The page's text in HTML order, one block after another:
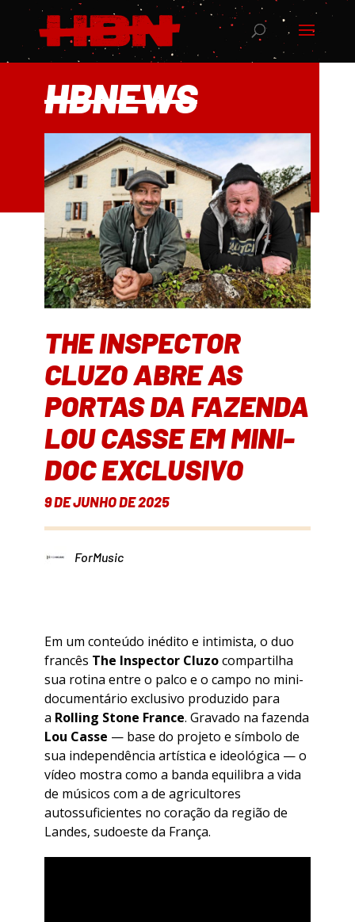
HBNEWS
THE INSPECTOR
CLUZO ABRE AS
PORTAS DA FAZENDA
LOU CASSE EM MINI-
DOC EXCLUSIVO
9 DE JUNHO DE 2025
ForMusic
Em um conteúdo inédito e intimista, o duo
francês The Inspector Cluzocompartilha
sua rotina entre o palco e o campo no mini-
documentário exclusivo produzido para
a Rolling Stone France. Gravado na fazenda
Lou Casse — base do projeto e símbolo de
sua independência artística e ideológica — o
vídeo mostra como a banda equilibra a vida
de músicos com a de agricultores
autossuficientes no coração da região de
Landes, sudoeste da França.